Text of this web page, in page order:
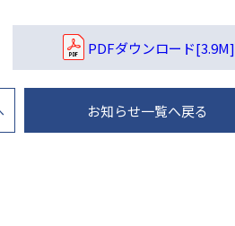
PDFダウンロード[3.9M]
お知らせ一覧へ戻る